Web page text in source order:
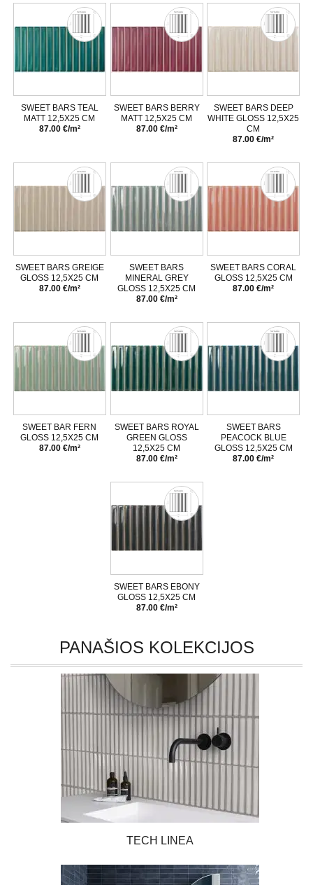
SWEET BARS TEAL
MATT 12,5X25 CM
87.00 €/m²
SWEET BARS BERRY
MATT 12,5X25 CM
87.00 €/m²
SWEET BARS DEEP
WHITE GLOSS 12,5X25
CM
87.00 €/m²
SWEET BARS GREIGE
GLOSS 12,5X25 CM
87.00 €/m²
SWEET BARS
MINERAL GREY
GLOSS 12,5X25 CM
87.00 €/m²
SWEET BARS CORAL
GLOSS 12,5X25 CM
87.00 €/m²
SWEET BAR FERN
GLOSS 12,5X25 CM
87.00 €/m²
SWEET BARS ROYAL
GREEN GLOSS
12,5X25 CM
87.00 €/m²
SWEET BARS
PEACOCK BLUE
GLOSS 12,5X25 CM
87.00 €/m²
SWEET BARS EBONY
GLOSS 12,5X25 CM
87.00 €/m²
PANAŠIOS KOLEKCIJOS
TECH LINEA